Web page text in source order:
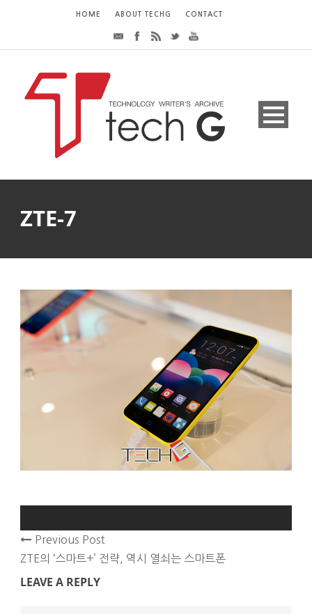
HOME ABOUT TECHG CONTACT
ZTE-7
Previous Post
ZTE의 ‘스마트+’ 전략, 역시 열쇠는 스마트폰
LEAVE A REPLY